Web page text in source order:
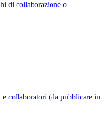
di collaborazione o
e collaboratori (da pubblicare in